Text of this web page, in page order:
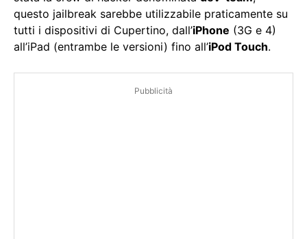
questo jailbreak sarebbe utilizzabile praticamente su
tutti i dispositivi di Cupertino, dall’iPhone (3G e 4)
all’iPad (entrambe le versioni) fino all’iPod Touch.
Pubblicità